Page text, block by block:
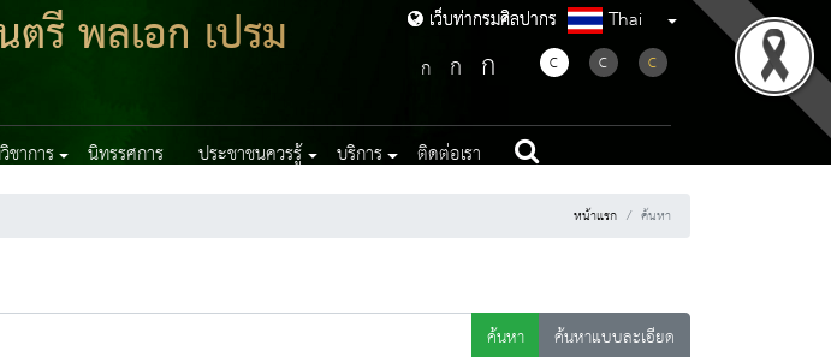
เว็บท่ากรมศิลปากร
รี พลเอก เปรม เว็บท่ากรมศิลปากร Thai
ก ก ก C C C
ชาการ นิทรรศการ ประชาชนควรรู้ บริการ ติดต่อเรา
หน้าแรก ค้นหา
ค้นหา
ค้นหาแบบละเอียด